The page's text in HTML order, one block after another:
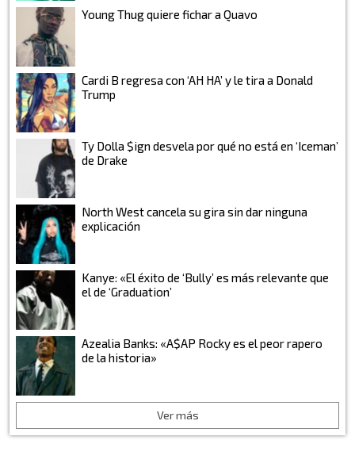
Young Thug quiere fichar a Quavo
Cardi B regresa con ‘AH HA’ y le tira a Donald
Trump
Ty Dolla $ign desvela por qué no está en ‘Iceman’
de Drake
North West cancela su gira sin dar ninguna
explicación
Kanye: «El éxito de ‘Bully’ es más relevante que
el de ‘Graduation’
Azealia Banks: «A$AP Rocky es el peor rapero
de la historia»
Ver más